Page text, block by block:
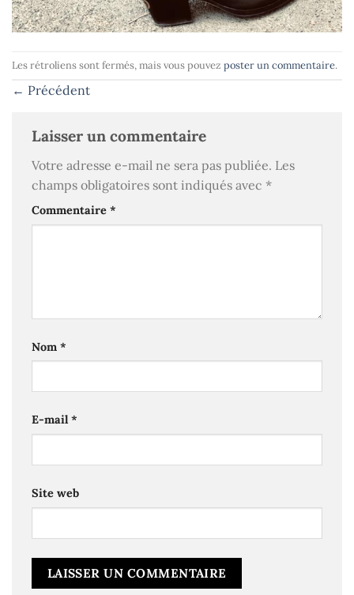
Les rétroliens sont fermés, mais vous pouvez poster un commentaire.
← Précédent
Laisser un commentaire
Votre adresse e-mail ne sera pas publiée. Les
champs obligatoires sont indiqués avec *
Commentaire *
Nom *
E-mail*
Site web